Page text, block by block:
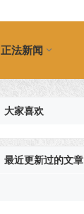
正法新闻
大家喜欢
最近更新过的文章